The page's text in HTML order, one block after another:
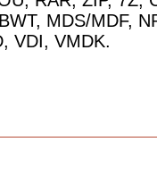
MDS/MDF,
VDI, VMDK.